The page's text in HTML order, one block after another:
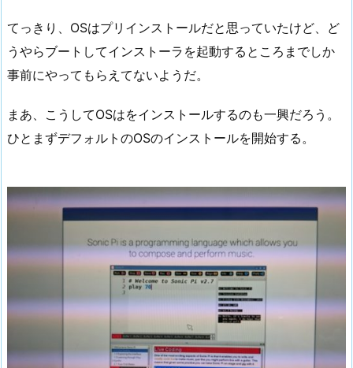
てっきり、OSはプリインストールだと思っていたけど、ど
うやらブートしてインストーラを起動するところまでしか
事前にやってもらえてないようだ。
まあ、こうしてOSはをインストールするのも一興だろう。
ひとまずデフォルトのOSのインストールを開始する。